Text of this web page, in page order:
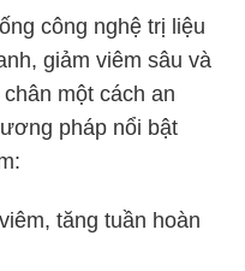
công nghệ trị liệu
giảm viêm sâu và
một cách an
pháp nổi bật
tăng tuần hoàn